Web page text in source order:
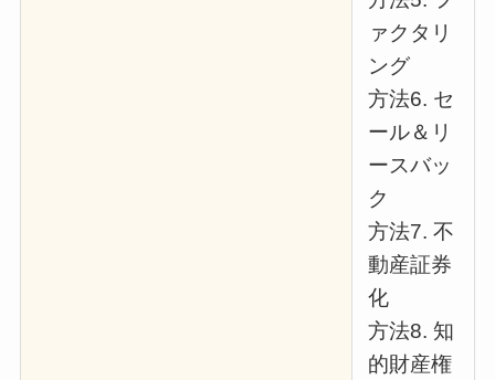
ァクタリ
ング
方法6. セ
ール＆リ
ースバッ
ク
方法7. 不
動産証券
化
方法8. 知
的財産権